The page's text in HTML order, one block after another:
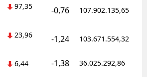
97,35 -0,76 107.902.135,65
23,96 -1,24 103.671.554,32
6,44 -1,38 36.025.292,86